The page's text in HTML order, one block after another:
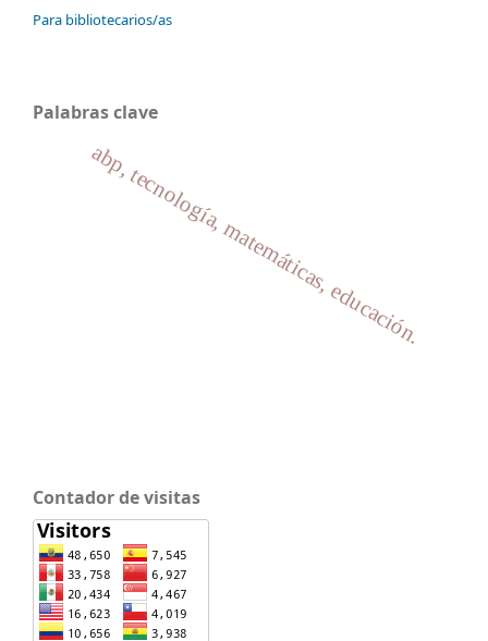
Para bibliotecarios/as
Palabras clave
abp, tecnología, matemáticas, educación.
Contador de visitas